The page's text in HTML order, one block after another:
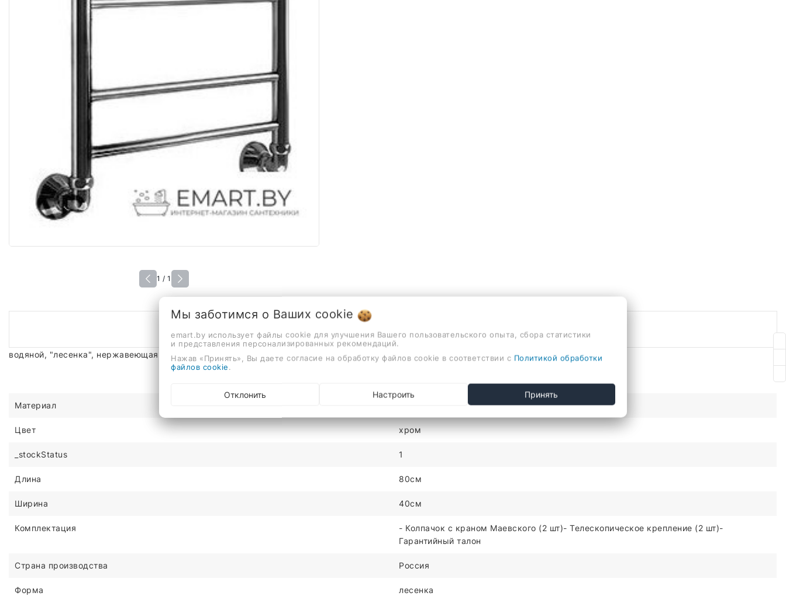
1 / 1
Описание
водяной, "лесенка", нержавеющая сталь, подключение нижнее/верхнее, 80x40 см, цвет: хром
Материал нержавеющая сталь
Цвет хром
_stockStatus 1
Длина 80см
Ширина 40см
Комплектация
- Колпачок с краном Маевского (2 шт)- Телескопическое крепление (2 шт)-
Гарантийный талон
Страна производства Россия
Форма лесенка
Мы заботимся о Ваших cookie
emart.by использует файлы cookie для улучшения Вашего пользовательского опыта, сбора статистики
и представления персонализированных рекомендаций.
Нажав «Принять», Вы даете согласие на обработку файлов cookie в соответствии с Политикой обработки
файлов cookie
Отклонить Настроить Принять